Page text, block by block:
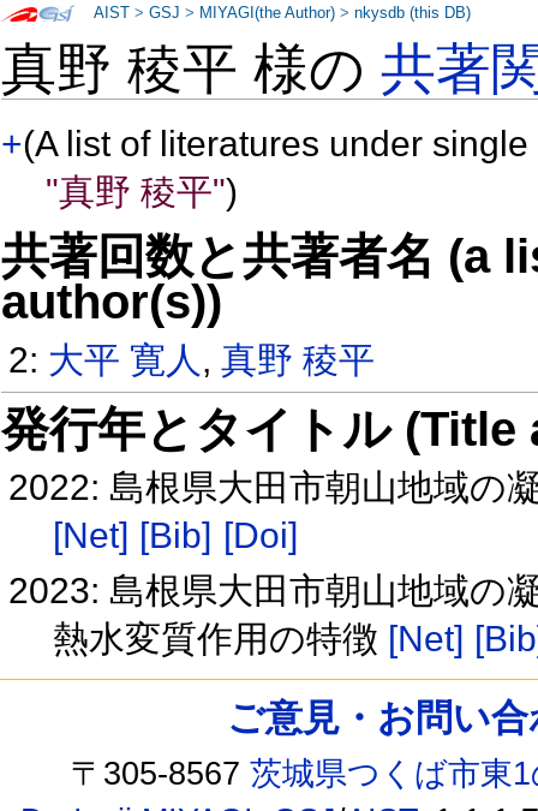
真野 稜平 様の共著
+(A list of literatures under
"真野 稜平")
共著回数と共著者名 (a
author(s))
2: 大平 寛人 ,真野 稜平
発行年とタイトル
2022: 島根県大田市朝山地域の
[Net] [Bib] [Doi]
2023: 島根県大田市朝山地域の
熱水変質作用の特徴 [Net]
AIST >GSJ > MIYAGI(the Author) >nkysdb (this DB)
ご意見・お問い
〒305-8567茨城県つくば市東